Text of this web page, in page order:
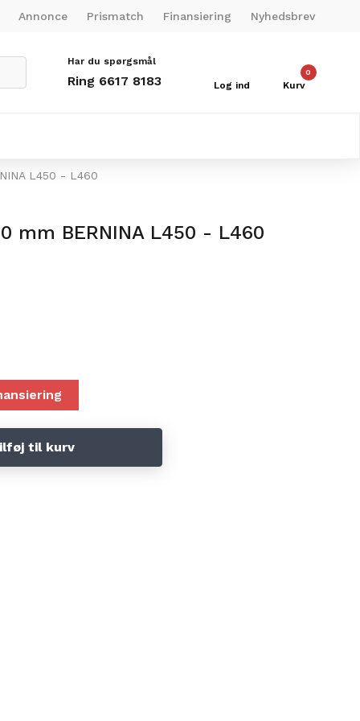
Annonce Prismatch Finansiering Nyhedsbrev
Har du spørgsmål
Ring 6617 8183 Log ind
0
Kurv
L450 - L460
mm BERNINA L450 - L460
til kurv